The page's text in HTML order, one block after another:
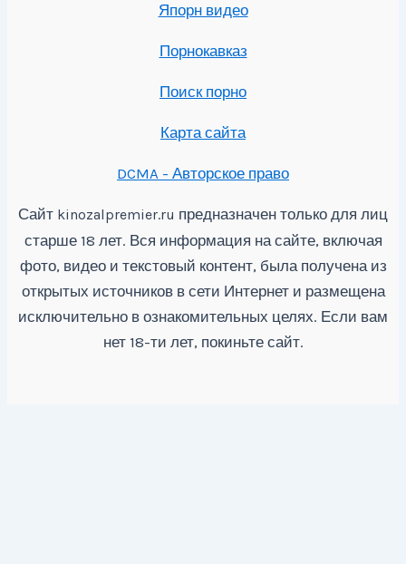
Япорн видео
Порнокавказ
Поиск порно
Карта сайта
DCMA - Авторское право
Сайт kinozalpremier.ru предназначен только для лиц
старше 18 лет. Вся информация на сайте, включая
фото, видео и текстовый контент, была получена из
открытых источников в сети Интернет и размещена
исключительно в ознакомительных целях. Если вам
нет 18-ти лет, покиньте сайт.